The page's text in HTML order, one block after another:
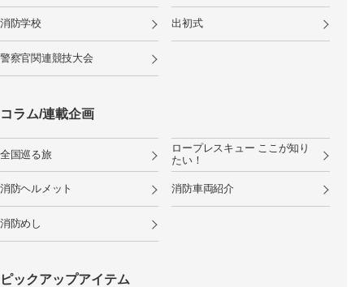
消防学校 出初式
警察官関連競技大会
コラム/連載企画
全国巡る旅
ロープレスキュー ここが知り
たい！
消防ヘルメット 消防車両紹介
消防めし
ピックアップアイテム